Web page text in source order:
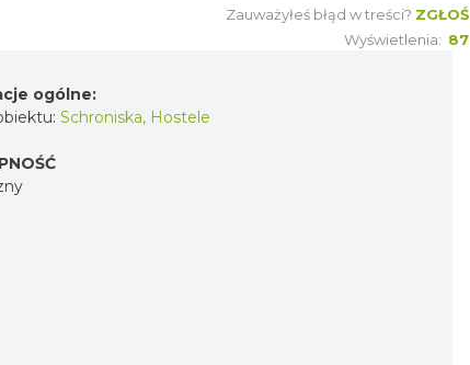
Zauważyłeś błąd w treści? ZGŁOŚ
Wyświetlenia: 87
ogólne:
Schroniska, Hostele